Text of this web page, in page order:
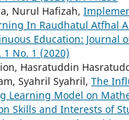
Nurul Hafizah,
In Raudhatul Atfhal
Education: Journal
1 No. 1 (2020)
Hasratuddin
Syahril Syahril, The
Learning Model on
Skills and Interests of